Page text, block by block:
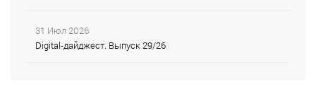
31 Июл 2026
Digital-дайджест. Выпуск 29/26